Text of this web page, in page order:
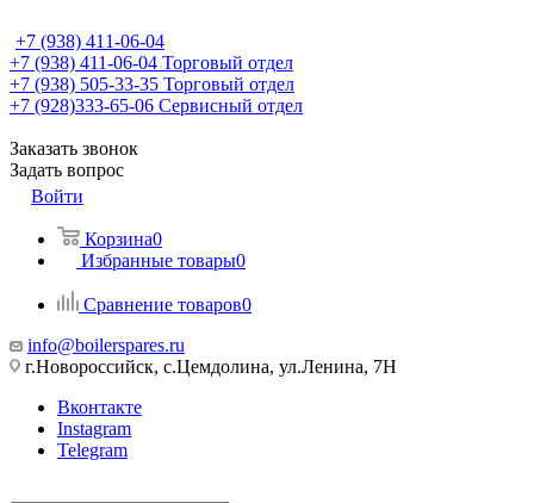
+7 (938) 411-06-04
+7 (938) 411-06-04 Торговый отдел
+7 (938) 505-33-35 Торговый отдел
+7 (928)333-65-06 Сервисный отдел
Заказать звонок
Задать вопрос
Войти
Корзина0
Избранные товары0
Сравнение товаров0
info@boilerspares.ru
г.Новороссийск, с.Цемдолина, ул.Ленина, 7Н
Вконтакте
Instagram
Telegram